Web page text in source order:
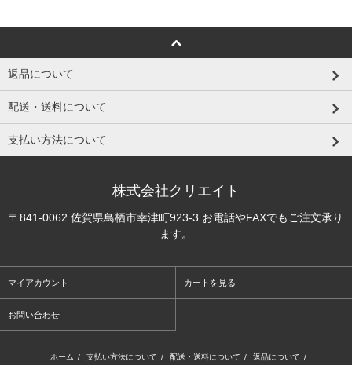
返品について
配送・送料について
支払い方法について
株式会社クリエイト
〒841-0062 佐賀県鳥栖市幸津町923-3 お電話やFAXでもご注文承り
ます。
マイアカウント カートを見る
お問い合わせ
ホーム / 支払い方法について / 配送・送料について / 返品について /